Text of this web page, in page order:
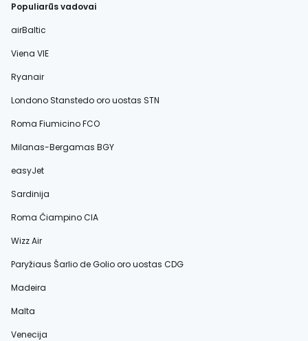
Populiarūs vadovai
airBaltic
Viena VIE
Ryanair
Londono Stanstedo oro uostas STN
Roma Fiumicino FCO
Milanas-Bergamas BGY
easyJet
Sardinija
Roma Čiampino CIA
Wizz Air
Paryžiaus Šarlio de Golio oro uostas CDG
Madeira
Malta
Venecija